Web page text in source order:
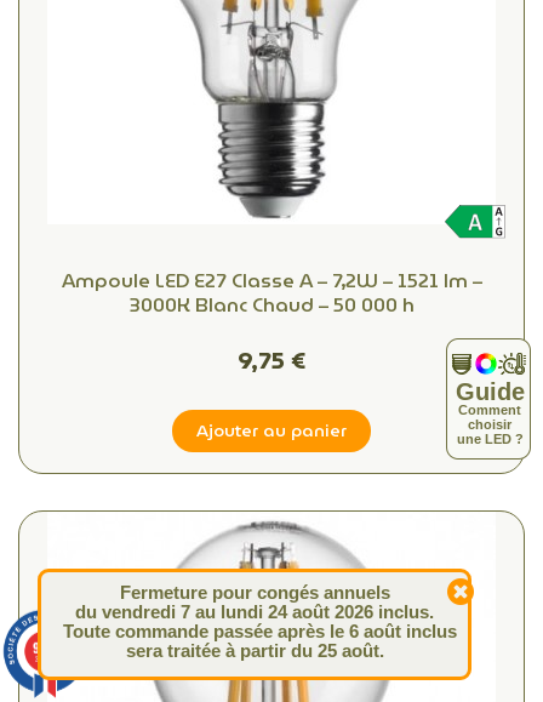
Ampoule LED E27 Classe A – 7,2W – 1521 lm –
3000K Blanc Chaud – 50 000 h
9,75 €
Ajouter au panier
Comment
choisir
une LED ?
Guide
Fermeture pour congés annuels
du vendredi 7 au lundi 24 août 2026 inclus.
Toute commande passée après le 6 août inclus
sera traitée à partir du 25 août.
9.4
313 avis